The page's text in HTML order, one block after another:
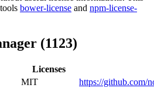
bower-license and npm-license-
(1123)
Licenses
MIT
https://github.com/